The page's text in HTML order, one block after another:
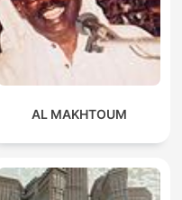
AL MAKHTOUM